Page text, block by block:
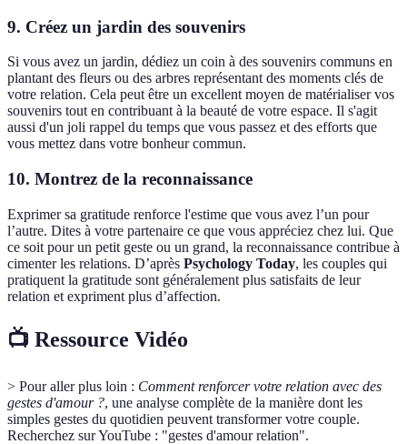
9. Créez un jardin des souvenirs
Si vous avez un jardin, dédiez un coin à des souvenirs communs en
plantant des fleurs ou des arbres représentant des moments clés de
votre relation. Cela peut être un excellent moyen de matérialiser vos
souvenirs tout en contribuant à la beauté de votre espace. Il s'agit
aussi d'un joli rappel du temps que vous passez et des efforts que
vous mettez dans votre bonheur commun.
10. Montrez de la reconnaissance
Exprimer sa gratitude renforce l'estime que vous avez l’un pour
l’autre. Dites à votre partenaire ce que vous appréciez chez lui. Que
ce soit pour un petit geste ou un grand, la reconnaissance contribue à
cimenter les relations. D’après Psychology Today, les couples qui
pratiquent la gratitude sont généralement plus satisfaits de leur
relation et expriment plus d’affection.
📺 Ressource Vidéo
> Pour aller plus loin : Comment renforcer votre relation avec des
gestes d'amour ?, une analyse complète de la manière dont les
simples gestes du quotidien peuvent transformer votre couple.
Recherchez sur YouTube : "gestes d'amour relation".